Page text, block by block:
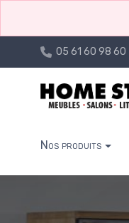
05 61 60 98 60
Nos produits